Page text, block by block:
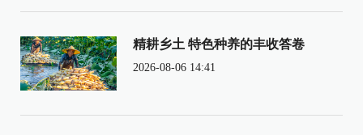
精耕乡土 特色种养的丰收答卷
2026-08-06 14:41